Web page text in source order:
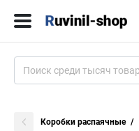
Коробки распаячные